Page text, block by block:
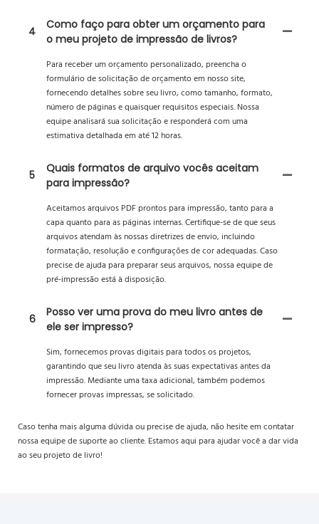
4
Como faço para obter um orçamento para
o meu projeto de impressão de livros?
Para receber um orçamento personalizado, preencha o
formulário de solicitação de orçamento em nosso site,
fornecendo detalhes sobre seu livro, como tamanho, formato,
número de páginas e quaisquer requisitos especiais. Nossa
equipe analisará sua solicitação e responderá com uma
estimativa detalhada em até 12 horas.
5
Quais formatos de arquivo vocês aceitam
para impressão?
Aceitamos arquivos PDF prontos para impressão, tanto para a
capa quanto para as páginas internas. Certifique-se de que seus
arquivos atendam às nossas diretrizes de envio, incluindo
formatação, resolução e configurações de cor adequadas. Caso
precise de ajuda para preparar seus arquivos, nossa equipe de
pré-impressão está à disposição.
6
Posso ver uma prova do meu livro antes de
ele ser impresso?
Sim, fornecemos provas digitais para todos os projetos,
garantindo que seu livro atenda às suas expectativas antes da
impressão. Mediante uma taxa adicional, também podemos
fornecer provas impressas, se solicitado.
Caso tenha mais alguma dúvida ou precise de ajuda, não hesite em contatar
nossa equipe de suporte ao cliente. Estamos aqui para ajudar você a dar vida
ao seu projeto de livro!